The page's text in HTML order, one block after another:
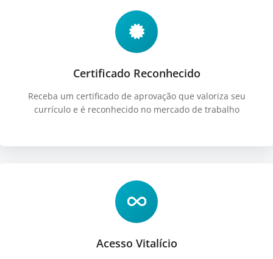
Certificado Reconhecido
Receba um certificado de aprovação que valoriza seu
currículo e é reconhecido no mercado de trabalho
Acesso Vitalício